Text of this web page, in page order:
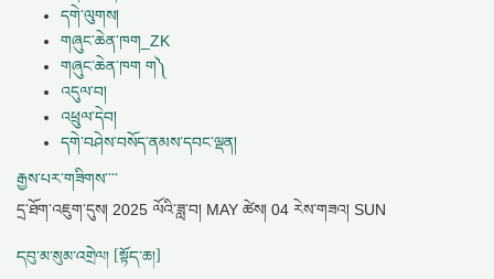
དགེ་ལུགས།
གཞུང་ཆེན་ཁག_ZK
གཞུང་ཆེན་ཁག ག༽
འདུལ་བ།
འཕྲུལ་དེབ།
དགེ་བཤེས་བསོད་ནམས་དབང་ལྡན།
རྒྱས་པར་གཟིགས་་་་
དྲ་ཐོག་འཇུག་དུས། 2025 ལོའི་ཟླ་བ། MAY ཚེས། 04 རེས་གཟའ། SUN
དབུ་མ་སུམ་འགྲེལ། [སྟོད་ཆ།]